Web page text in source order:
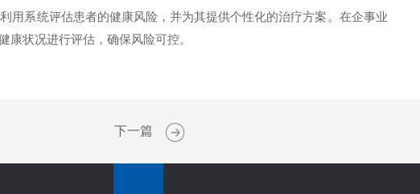
系统评估患者的健康风险，并为其提供个性化的治疗方案。在企事业
状况进行评估，确保风险可控。
下一篇